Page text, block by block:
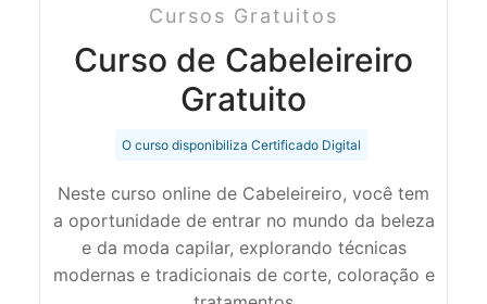
Cursos Gratuitos
Curso de Cabeleireiro
Gratuito
O curso disponibiliza Certificado Digital
Neste curso online de Cabeleireiro, você tem
a oportunidade de entrar no mundo da beleza
e da moda capilar, explorando técnicas
modernas e tradicionais de corte, coloração e